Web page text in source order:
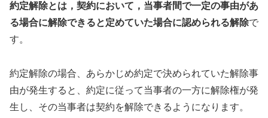
約定解除とは，契約において，当事者間で一定の事由があ
る場合に解除できると定めていた場合に認められる解除で
す。
約定解除の場合、あらかじめ約定で決められていた解除事
由が発生すると、約定に従って当事者の一方に解除権が発
生し、その当事者は契約を解除できるようになります。